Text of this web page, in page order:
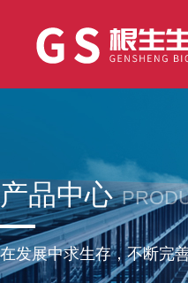
产品中心
在发展中求生存，不断完